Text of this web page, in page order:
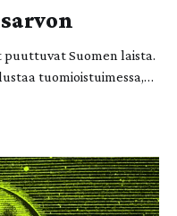
Suomen laista.
tuomioistuimessa,
ja
kaikkien